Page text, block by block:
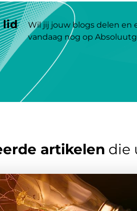
lid
Wil jij jouw blogs delen en
vandaag nog op
artikelen die